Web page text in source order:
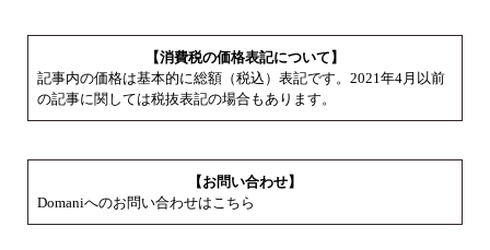
【消費税の価格表記について】
記事内の価格は基本的に総額（税込）表記です。2021年4月以前
の記事に関しては税抜表記の場合もあります。
【お問い合わせ】
Domaniへのお問い合わせはこちら